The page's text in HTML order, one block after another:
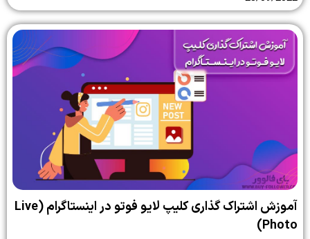
آموزش اشتراک گذاری کلیپ لایو فوتو در اینستاگرام (Live
Photo)